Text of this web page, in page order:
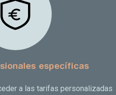
específicas
a las tarifas personalizadas